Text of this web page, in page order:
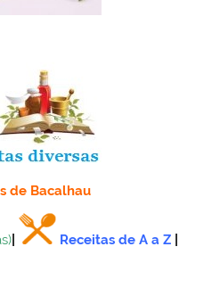
de Bacalhau
| Receitas de A a Z|